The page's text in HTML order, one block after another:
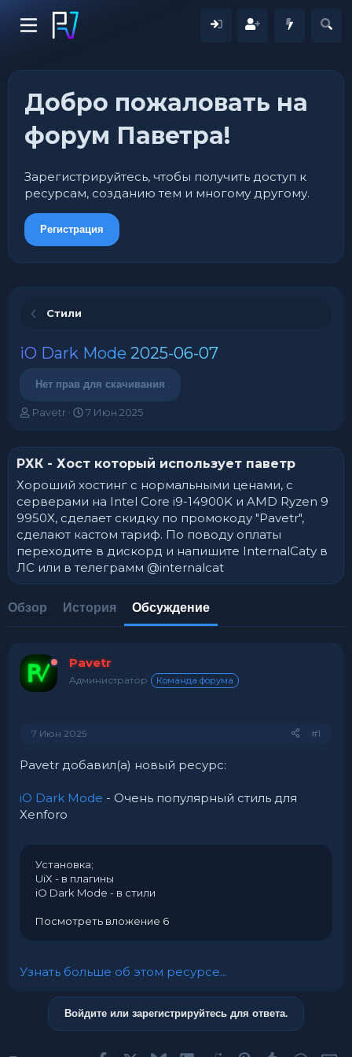
Добро пожаловать на
форум Паветра!
Зарегистрируйтесь, чтобы получить доступ к
ресурсам, созданию тем и многому другому.
Регистрация
Стили
iO Dark Mode 2025-06-07
Нет прав для скачивания
А
р
т
е
м
ы
Pavetr
Д
н
а
ч
л
а
7 Июн 2025
РХК - Хост который использует паветр
Хороший хостинг с нормальными ценами, с
серверами на Intel Core i9-14900K и AMD Ryzen 9
9950X, сделает скидку по промокоду "Pavetr",
сделают кастом тариф. По поводу оплаты
переходите в дискорд и напишите InternalCatу в
ЛС или в телеграмм @internalcat
Обзор История Обсуждение
Pavetr
Администратор Команда форума
7 Июн 2025 #1
Pavetr добавил(а) новый ресурс:
iO Dark Mode - Очень популярный стиль для
Xenforo
Установка;
UiX - в плагины
iO Dark Mode - в стили
Посмотреть вложение 6
Узнать больше об этом ресурсе...
Войдите или зарегистрируйтесь для ответа.